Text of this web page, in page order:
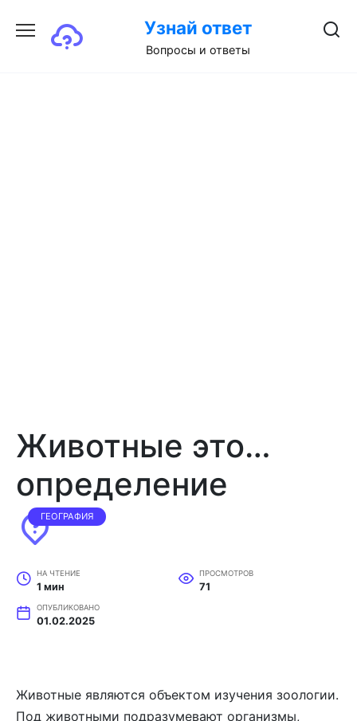
содержанию
Узнай ответ
Вопросы и ответы
Животные это…
определение
ГЕОГРАФИЯ
НА ЧТЕНИЕ
1 мин
ПРОСМОТРОВ
71
ОПУБЛИКОВАНО
01.02.2025
Животные являются объектом изучения зоологии.
Под животными подразумевают организмы,